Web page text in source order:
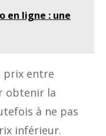
en ligne : une
prix entre
obtenir la
à ne pas
inférieur.